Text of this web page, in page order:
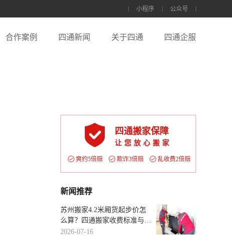
小程序 公众号
合作案例 四通新闻 关于四通 四通企服
四通搬家保障
让您放心搬家
爽约5倍赔 欺诈3倍赔 乱收费2倍赔
新闻推荐
苏州搬家4.2米厢货起步价怎
么算？四通搬家收费标准与楼
层费全解析
2026-07-16